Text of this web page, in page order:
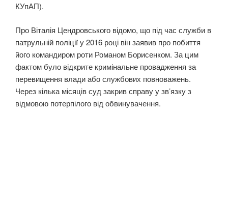
КУпАП).
Про Віталія Цендровського відомо, що під час служби в
патрульній поліції у 2016 році він заявив про побиття
його командиром роти Романом Борисенком. За цим
фактом було відкрите кримінальне провадження за
перевищення влади або службових повноважень.
Через кілька місяців суд закрив справу у зв’язку з
відмовою потерпілого від обвинувачення.